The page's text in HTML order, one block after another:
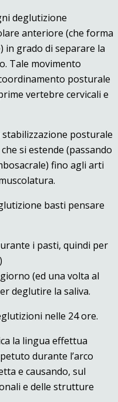
deglutizione
anteriore (che forma
in grado di separare la
Tale movimento
posturale
vertebre cervicali e
stabilizzazione posturale
si estende (passando
fino agli arti
basti pensare
i pasti, quindi per
(ed una volta al
deglutire la saliva.
nelle 24 ore.
la lingua effettua
durante l’arco
e causando, sul
e delle strutture